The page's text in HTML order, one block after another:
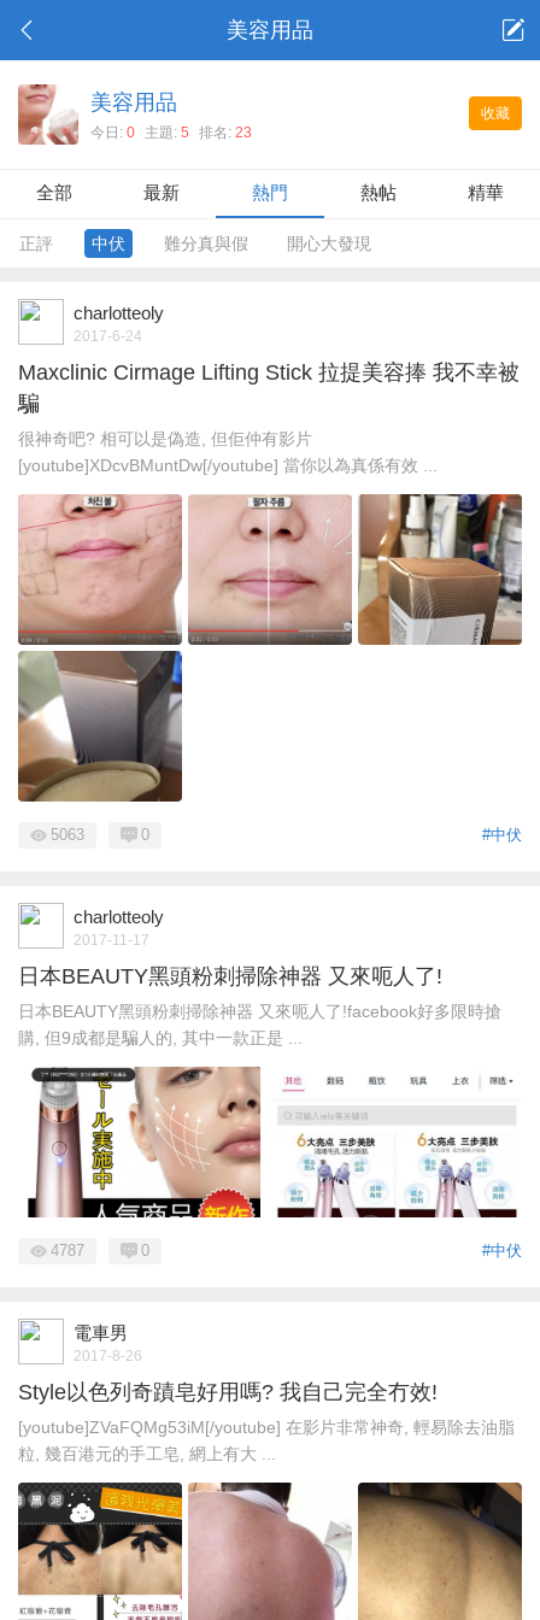
美容用品
收藏
美容用品
今日: 0 主題: 5 排名: 23
全部 最新 熱門 熱帖 精華
正評 中伏 難分真與假 開心大發現
charlotteoly
2017-6-24
Maxclinic Cirmage Lifting Stick 拉提美容捧 我不幸被
騙
很神奇吧? 相可以是偽造, 但佢仲有影片
[youtube]XDcvBMuntDw[/youtube] 當你以為真係有效 ...
#中伏
5063 0
charlotteoly
2017-11-17
日本BEAUTY黑頭粉刺掃除神器 又來呃人了!
日本BEAUTY黑頭粉刺掃除神器 又來呃人了!facebook好多限時搶
購, 但9成都是騙人的, 其中一款正是 ...
#中伏
4787 0
電車男
2017-8-26
Style以色列奇蹟皂好用嗎? 我自己完全冇效!
[youtube]ZVaFQMg53iM[/youtube] 在影片非常神奇, 輕易除去油脂
粒, 幾百港元的手工皂, 網上有大 ...